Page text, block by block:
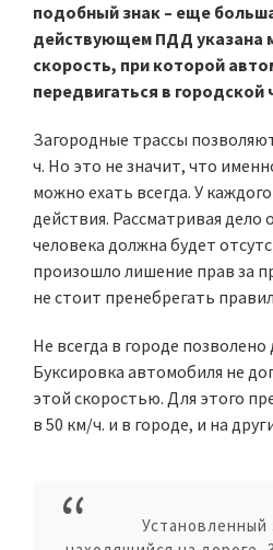
подобный знак – еще
действующем ПДД указана
скорость, при которой
передвигаться в городской
Загородные трассы
ч. Но это не значит, что
можно ехать всегда. У
действия. Рассматривая дело
человека должна будет
произошло лишение прав за
не стоит пренебрегать
Не всегда в городе позволено
Буксировка автомобиля не
этой скоростью. Для этого
в 50 км/ч. и в городе, и на
Установленный